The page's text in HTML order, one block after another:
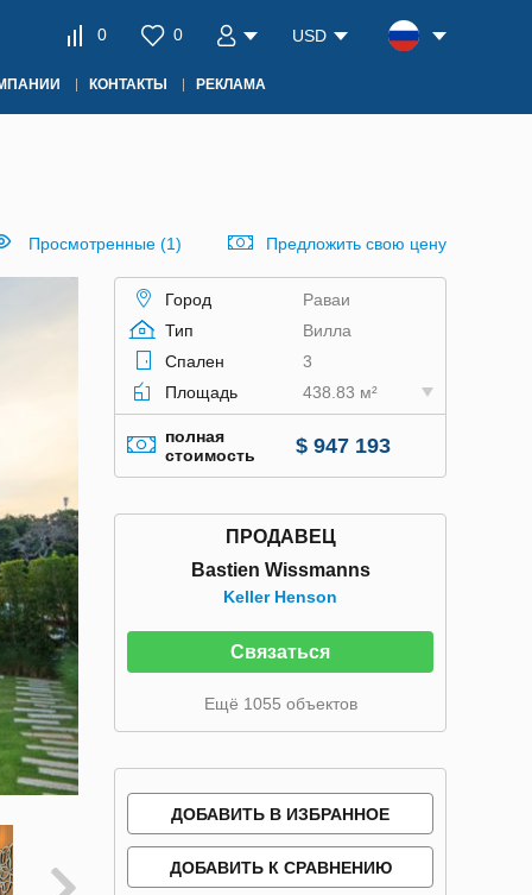
0 0 USD
КОНТАКТЫ РЕКЛАМА
Просмотренные (1) Предложить свою цену
Город
Раваи
Тип
Вилла
Спален
3
Площадь
438.83 м²
полная
стоимость
$ 947 193
ПРОДАВЕЦ
Bastien Wissmanns
Keller Henson
Связаться
Ещё 1055 объектов
ДОБАВИТЬ В ИЗБРАННОЕ
ДОБАВИТЬ К СРАВНЕНИЮ